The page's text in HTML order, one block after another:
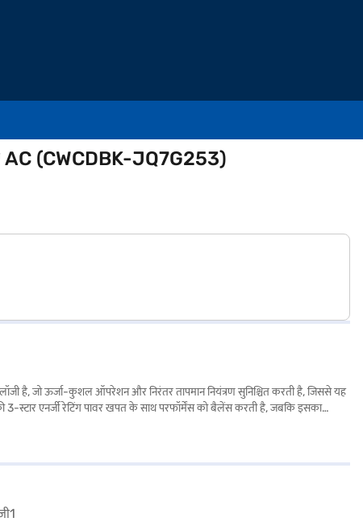
AC (CWCDBK-JQ7G253)
है, जो ऊर्जा-कुशल ऑपरेशन और निरंतर तापमान नियंत्रण सुनिश्चित करती है, जिससे यह
3-स्टार एनर्जी रेटिंग पावर खपत के साथ परफॉर्मेंस को बैलेंस करती है, जबकि इसका
पार्टनर स्टोर से खरीद सकते हैं. कुछ चरणों में अपनी योग्यता चेक करें और बजाज फाइनेंस